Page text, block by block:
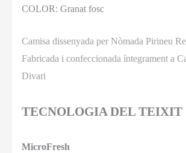
COLOR: Granat fosc
Camisa dissenyada per Nòmada Pirineu
Fabricada i confeccionada íntegrament a
Divari
TECNOLOGIA DEL TEIXIT
MicroFresh